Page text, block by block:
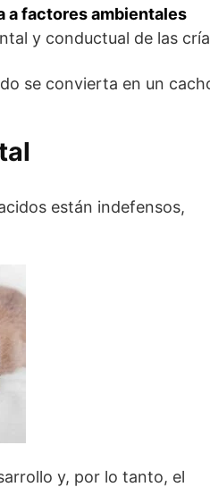
a factores ambientales
y conductual de las
se convierta en un
están indefensos,
y, por lo tanto, el